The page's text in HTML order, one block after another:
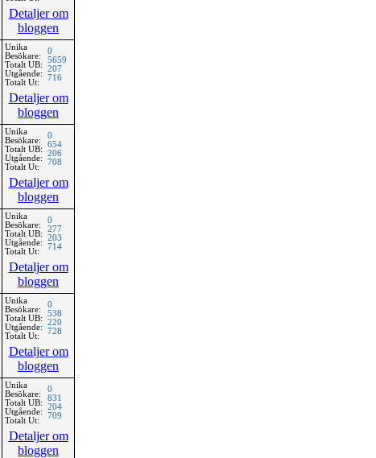
Detaljer om
bloggen
Unika
Besökare:
Totalt UB:
Utgående:
Totalt Ut:
0
5659
207
716
Detaljer om
bloggen
Unika
Besökare:
Totalt UB:
Utgående:
Totalt Ut:
0
654
206
708
Detaljer om
bloggen
Unika
Besökare:
Totalt UB:
Utgående:
Totalt Ut:
0
277
203
714
Detaljer om
bloggen
Unika
Besökare:
Totalt UB:
Utgående:
Totalt Ut:
0
538
220
728
Detaljer om
bloggen
Unika
Besökare:
Totalt UB:
Utgående:
Totalt Ut:
0
831
204
709
Detaljer om
bloggen